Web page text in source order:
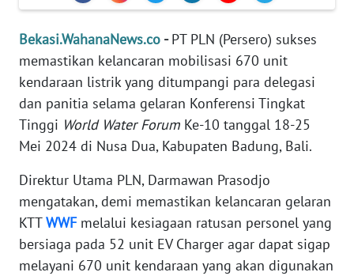
Bekasi.WahanaNews.co -PT PLN (Persero) sukses
memastikan kelancaran mobilisasi 670 unit
kendaraan listrik yang ditumpangi para delegasi
dan panitia selama gelaran Konferensi Tingkat
Tinggi World Water Forum Ke-10 tanggal 18-25
Mei 2024 di Nusa Dua, Kabupaten Badung, Bali.
Direktur Utama PLN, Darmawan Prasodjo
mengatakan, demi memastikan kelancaran gelaran
KTTWWFmelalui kesiagaan ratusan personel yang
bersiaga pada 52 unit EV Charger agar dapat sigap
melayani 670 unit kendaraan yang akan digunakan
MEDIA
SIBER
REDAKSI
KARIR
DISCLAIMER
Wahana
News
Regional